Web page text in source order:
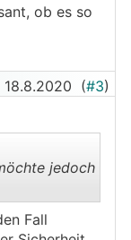
ob es so
18.8.2020 (#3)
jedoch
Fall